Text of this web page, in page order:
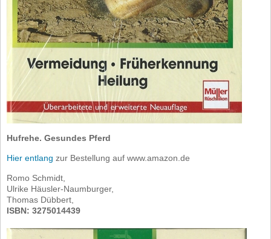
Hufrehe. Gesundes Pferd
Hier entlang zur Bestellung auf www.amazon.de
Romo Schmidt,
Ulrike Häusler-Naumburger,
Thomas Dübbert,
ISBN: 3275014439